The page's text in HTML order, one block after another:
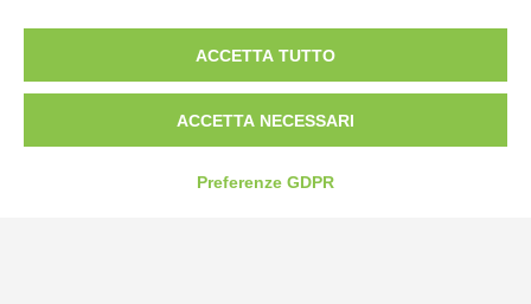
Fax: 0172-487399
info@bogliano.it
ACCETTA TUTTO
ACCETTA NECESSARI
Preferenze GDPR